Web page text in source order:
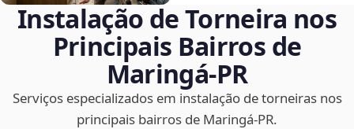
Instalação de Torneira nos
Principais Bairros de
Maringá‑PR
Serviços especializados em instalação de torneiras nos
principais bairros de Maringá‑PR.